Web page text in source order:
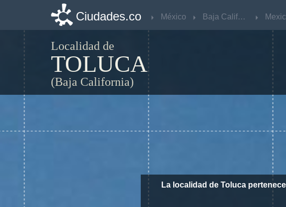
Ciudades.co México Baja California
Localidad de
TOLUCA
(Baja California)
La localidad de Toluca
Ciudades.co México Baja California